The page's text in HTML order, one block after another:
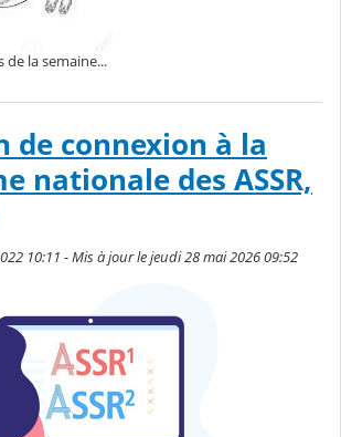
de la semaine...
de connexion à la
nationale des ASSR,
10:11 - Mis à jour le jeudi 28 mai 2026 09:52